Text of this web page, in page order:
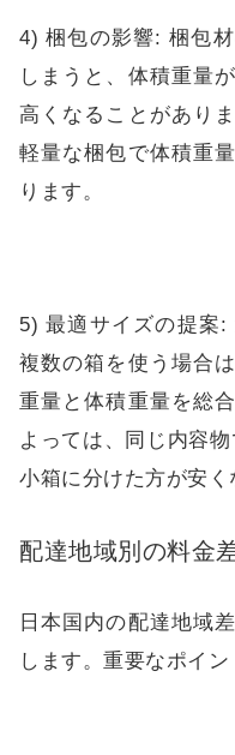
4) 梱包の影響: 梱包
しまうと、体積重量
高くなることがあり
軽量な梱包で体積重
ります。
5) 最適サイズの提案:
複数の箱を使う場合
重量と体積重量を総
よっては、同じ内容
小箱に分けた方が安く
配達地域別の料金
日本国内の配達地域
します。重要なポイン